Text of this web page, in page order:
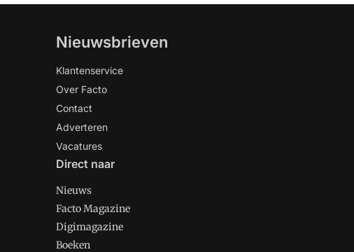
Nieuwsbrieven
Klantenservice
Over Facto
Contact
Adverteren
Vacatures
Direct naar
Nieuws
Facto Magazine
Digimagazine
Boeken